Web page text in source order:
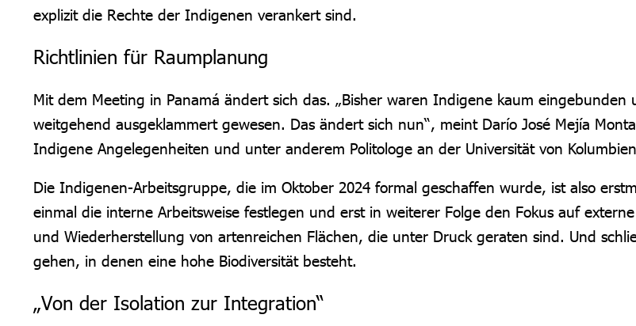
explizit die Rechte der Indigenen verankert sind.
Richtlinien für Raumplanung
Mit dem Meeting in Panamá ändert sich das. „Bisher waren Indigene kaum
weitgehend ausgeklammert gewesen. Das ändert sich nun“, meint Darío José Mejía
Indigene Angelegenheiten und unter anderem Politologe an der Universität von
Die Indigenen-Arbeitsgruppe, die im Oktober 2024 formal geschaffen wurde, ist also
einmal die interne Arbeitsweise festlegen und erst in weiterer Folge den Fokus auf
und Wiederherstellung von artenreichen Flächen, die unter Druck geraten sind. Und
gehen, in denen eine hohe Biodiversität besteht.
„Von der Isolation zur Integration“